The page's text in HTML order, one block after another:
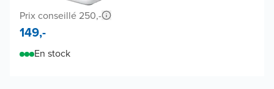
Prix conseillé 250,-
149,-
En stock